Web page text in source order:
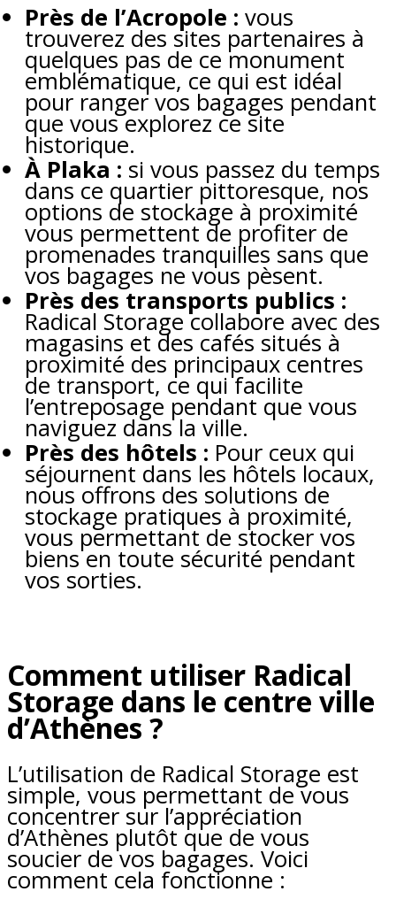
Près de l’Acropole : vous
trouverez des sites partenaires à
quelques pas de ce monument
emblématique, ce qui est idéal
pour ranger vos bagages pendant
que vous explorez ce site
historique.
À Plaka : si vous passez du temps
dans ce quartier pittoresque, nos
options de stockage à proximité
vous permettent de profiter de
promenades tranquilles sans que
vos bagages ne vous pèsent.
Près des transports publics :
Radical Storage collabore avec des
magasins et des cafés situés à
proximité des principaux centres
de transport, ce qui facilite
l’entreposage pendant que vous
naviguez dans la ville.
Près des hôtels : Pour ceux qui
séjournent dans les hôtels locaux,
nous offrons des solutions de
stockage pratiques à proximité,
vous permettant de stocker vos
biens en toute sécurité pendant
vos sorties.
Comment utiliser Radical
Storage dans le centre ville
d’Athènes ?
L’utilisation de Radical Storage est
simple, vous permettant de vous
concentrer sur l’appréciation
d’Athènes plutôt que de vous
soucier de vos bagages. Voici
comment cela fonctionne :